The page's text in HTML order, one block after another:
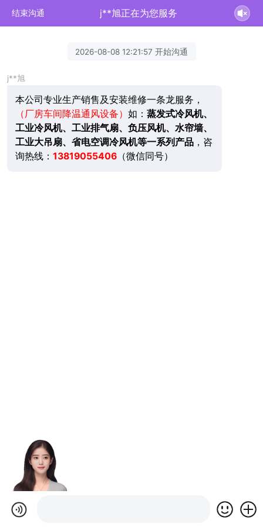
结束沟通 j**旭正在为您服务
2026-08-08 12:21:57 开始沟通
j**旭
本公司专业生产销售及安装维修一条龙服务，
（厂房车间降温通风设备） 如： 蒸发式冷风机、
工业冷风机、工业排气扇、负压风机、水帘墙、
工业大吊扇、省电空调冷风机等一系列产品，咨
询热线： 13819055406（微信同号）